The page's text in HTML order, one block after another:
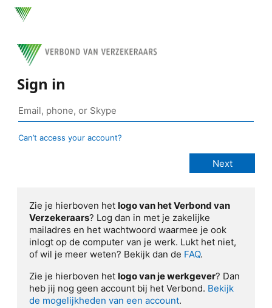
Sign in
Can’t access your account?
Zie je hierboven het logo van het Verbond van
Verzekeraars? Log dan in met je zakelijke
mailadres en het wachtwoord waarmee je ook
inlogt op de computer van je werk. Lukt het niet,
of wil je meer weten? Bekijk dan de FAQ.
Zie je hierboven het logo van je werkgever? Dan
heb jij nog geen account bij het Verbond. Bekijk
de mogelijkheden van een account.